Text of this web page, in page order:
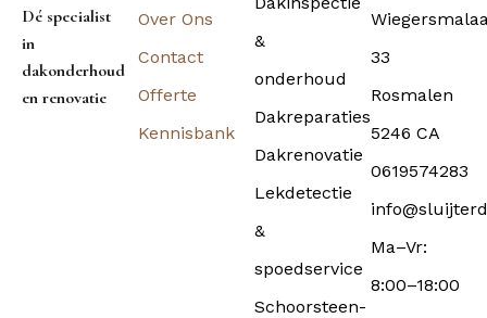
Dé specialist
in
dakonderhoud
en renovatie
Over Ons
Contact
Offerte
Kennisbank
&
onderhoud
Dakreparaties
Dakrenovatie
Lekdetectie
&
spoedservice
Schoorsteen-
33
Rosmalen
5246 CA
0619574283
Ma–Vr:
8:00–18:00